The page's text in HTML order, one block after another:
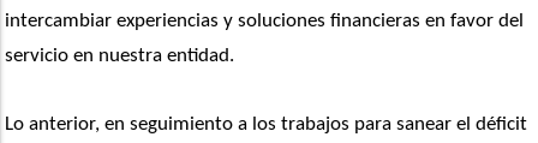
intercambiar experiencias y soluciones financieras en favor del
servicio en nuestra entidad.
Lo anterior, en seguimiento a los trabajos para sanear el déficit